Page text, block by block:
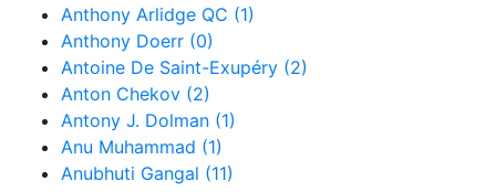
Anthony Arlidge QC (1)
Anthony Doerr (0)
Antoine De Saint-Exupéry (2)
Anton Chekov (2)
Antony J. Dolman (1)
Anu Muhammad (1)
Anubhuti Gangal (11)